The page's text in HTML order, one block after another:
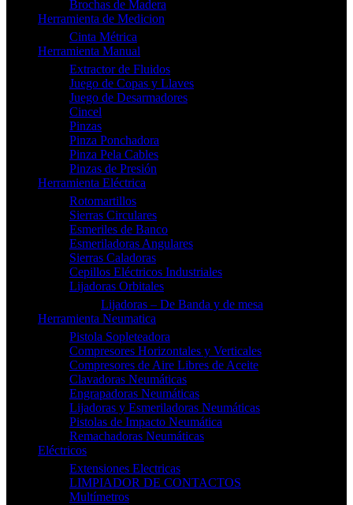
Brochas de Madera
Herramienta de Medicion
Cinta Métrica
Herramienta Manual
Extractor de Fluidos
Juego de Copas y Llaves
Juego de Desarmadores
Cincel
Pinzas
Pinza Ponchadora
Pinza Pela Cables
Pinzas de Presión
Herramienta Eléctrica
Rotomartillos
Sierras Circulares
Esmeriles de Banco
Esmeriladoras Angulares
Sierras Caladoras
Cepillos Eléctricos Industriales
Lijadoras Orbitales
Lijadoras – De Banda y de mesa
Herramienta Neumatica
Pistola Sopleteadora
Compresores Horizontales y Verticales
Compresores de Aire Libres de Aceite
Clavadoras Neumáticas
Engrapadoras Neumáticas
Lijadoras y Esmeriladoras Neumáticas
Pistolas de Impacto Neumática
Remachadoras Neumáticas
Eléctricos
Extensiones Electricas
LIMPIADOR DE CONTACTOS
Multímetros